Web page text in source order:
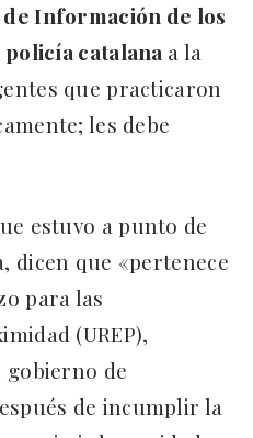
Información de los
policía catalana a la
que practicaron
les debe
estuvo a punto de
dicen que «pertenece
para las
(UREP),
de
de incumplir la